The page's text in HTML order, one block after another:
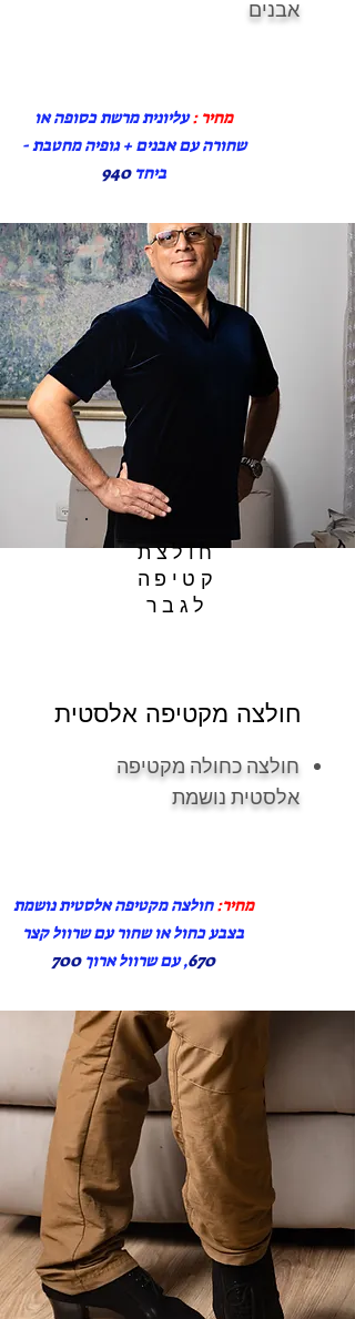
אבנים
מחיר :עליונית מרשת כסופה או
שחורה עם אבנים + גופיה מחטבת -
ביחד940
חולצת
קטיפה
לגבר
חולצה מקטיפה אלסטית
חולצה כחולה מקטיפה
אלסטית נושמת
מחיר:חולצה מקטיפה אלסטית נושמת
בצבע כחול או שחור עם שרוול קצר
670, עם שרוול ארוך700